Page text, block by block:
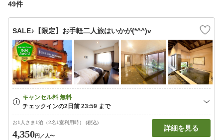
49件
SALE♪【限定】お手軽二人旅はいかが(*^^)v
お1人さま1泊（2名1室利用時） (税込)
4,350円 ／人〜
詳細を見る